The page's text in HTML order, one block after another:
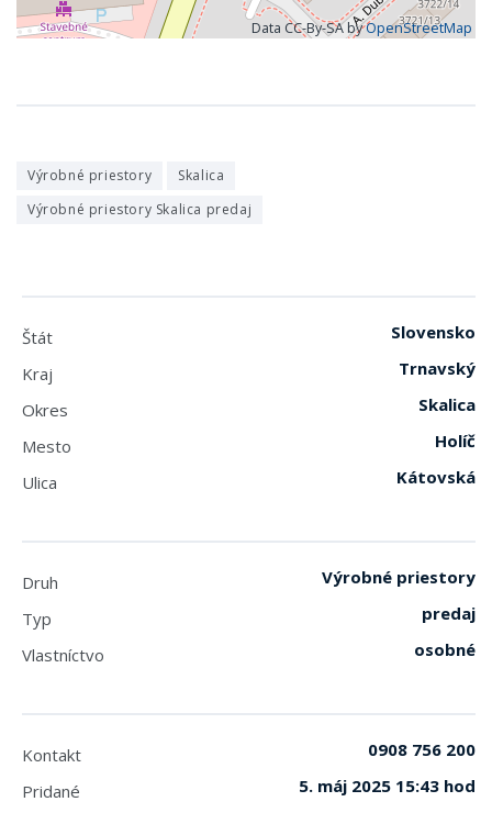
Data CC-By-SA byOpenStreetMap
Výrobné priestory
Skalica
Výrobné priestory Skalica predaj
Štát
Slovensko
Kraj
Trnavský
Okres
Skalica
Mesto
Holíč
Ulica
Kátovská
Druh
Výrobné priestory
Typ
predaj
Vlastníctvo
osobné
Kontakt
0908 756 200
Pridané
5. máj 2025 15:43 hod